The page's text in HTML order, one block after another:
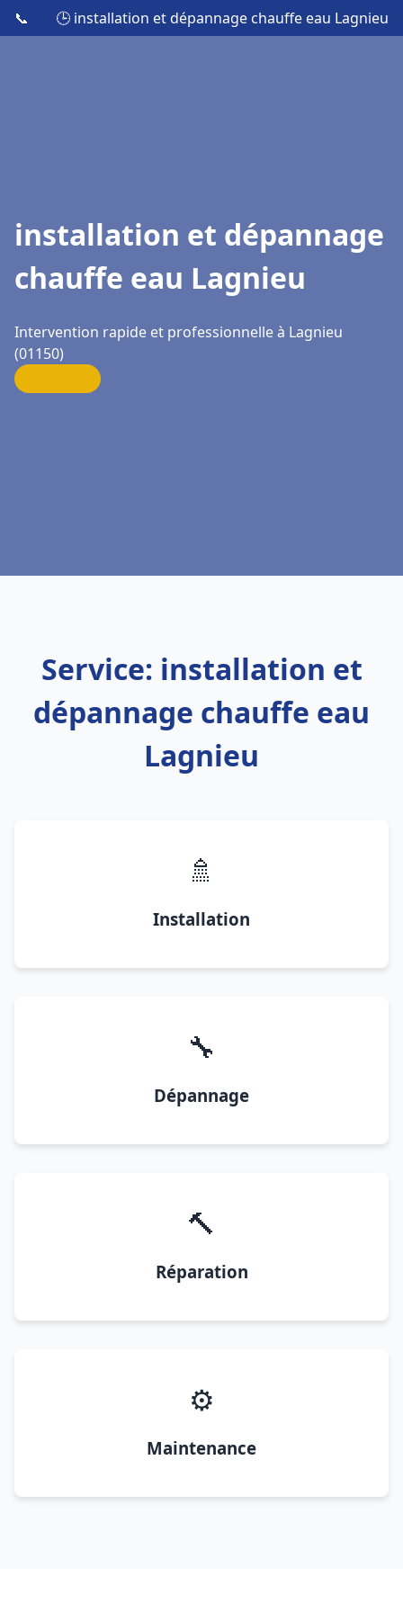
📞 🕒 installation et dépannage chauffe eau Lagnieu
installation et dépannage
chauffe eau Lagnieu
Intervention rapide et professionnelle à Lagnieu
(01150)
Service: installation et
dépannage chauffe eau
Lagnieu
🚿
Installation
🔧
Dépannage
🔨
Réparation
⚙️
Maintenance